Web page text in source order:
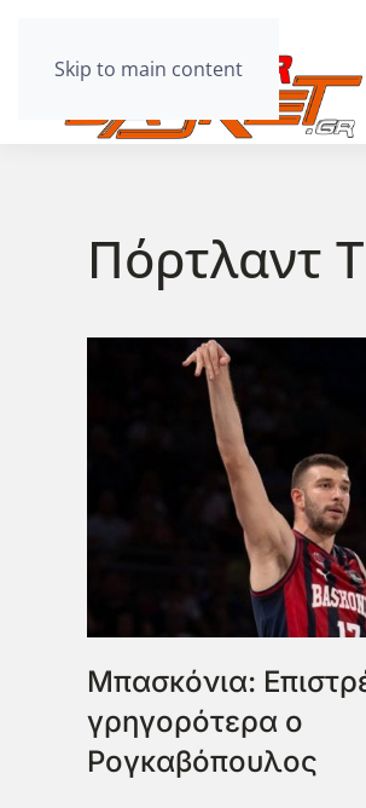
Skip to main content
Πόρτλαντ
Μπασκόνια:
γρηγορότερα ο
Ρογκαβόπουλος